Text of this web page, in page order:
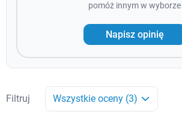
pomóż innym w wyborze
Napisz opinię
Filtruj Wszystkie oceny (3)